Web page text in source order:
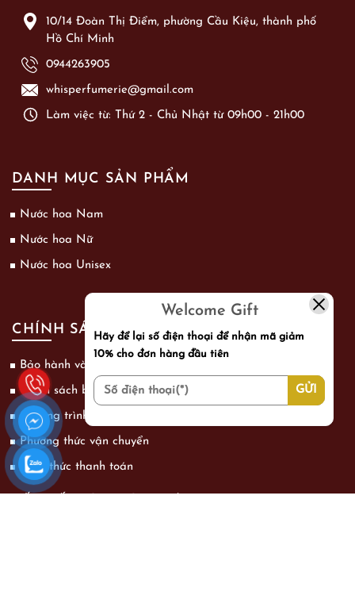
10/14 Đoàn Thị Điểm, phường Cầu Kiệu, thành phố
Hồ Chí Minh
0944263905
whisperfumerie@gmail.com
Làm việc từ: Thứ 2 - Chủ Nhật từ 09h00 - 21h00
DANH MỤC SẢN PHẨM
Nước hoa Nam
Nước hoa Nữ
Nước hoa Unisex
CHÍNH SÁCH
Bảo hành và đổi trả
Chính sách bảo mật thông tin khách hàng
Chương trình khuyến mãi
Phương thức vận chuyển
Hình thức thanh toán
Welcome Gift
Hãy để lại số điện thoại để nhận mã giảm
10% cho đơn hàng đầu tiên